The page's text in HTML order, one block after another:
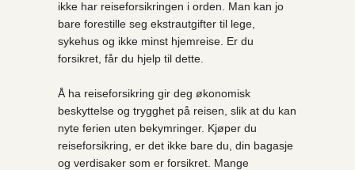
ikke har reiseforsikringen i orden. Man kan jo
bare forestille seg ekstrautgifter til lege,
sykehus og ikke minst hjemreise. Er du
forsikret, får du hjelp til dette.
Å ha reiseforsikring gir deg økonomisk
beskyttelse og trygghet på reisen, slik at du kan
nyte ferien uten bekymringer. Kjøper du
reiseforsikring, er det ikke bare du, din bagasje
og verdisaker som er forsikret. Mange